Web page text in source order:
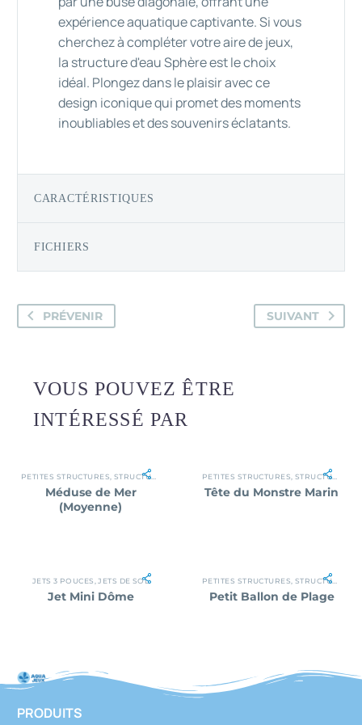
expérience aquatique captivante. Si vous
cherchez à compléter votre aire de jeux,
la structure d'eau Sphère est le choix
idéal. Plongez dans le plaisir avec ce
design iconique qui promet des moments
inoubliables et des souvenirs éclatants.
CARACTÉRISTIQUES
FICHIERS
PRÉVENIR SUIVANT
VOUS POUVEZ ÊTRE
INTÉRESSÉ PAR
PETITES STRUCTURES ,STRUCTURES
Méduse de Mer
(Moyenne)
PETITES STRUCTURES ,STRUCTURES
Tête du Monstre Marin
JETS 3 POUCES JETS DE SOL
Jet Mini Dôme
PETITES STRUCTURES ,STRUCTURES
Petit Ballon de Plage
PRODUITS